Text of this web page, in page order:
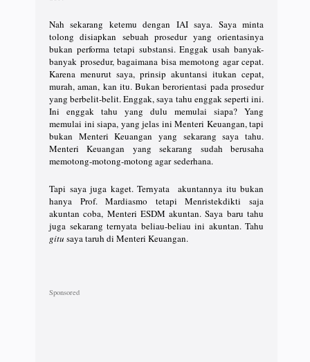
Nah sekarang ketemu dengan IAI saya. Saya minta
tolong disiapkan sebuah prosedur yang orientasinya
bukan performa tetapi substansi. Enggak usah banyak-
banyak prosedur, bagaimana bisa memotong agar cepat.
Karena menurut saya, prinsip akuntansi itukan cepat,
murah, aman, kan itu. Bukan berorientasi pada prosedur
yang berbelit-belit. Enggak, saya tahu enggak seperti ini.
Ini enggak tahu yang dulu memulai siapa? Yang
memulai ini siapa, yang jelas ini Menteri Keuangan, tapi
bukan Menteri Keuangan yang sekarang saya tahu.
Menteri Keuangan yang sekarang sudah berusaha
memotong-motong-motong agar sederhana.
Tapi saya juga kaget. Ternyata akuntannya itu bukan
hanya Prof. Mardiasmo tetapi Menristekdikti saja
akuntan coba, Menteri ESDM akuntan. Saya baru tahu
juga sekarang ternyata beliau-beliau ini akuntan. Tahu
gitu saya taruh di Menteri Keuangan.